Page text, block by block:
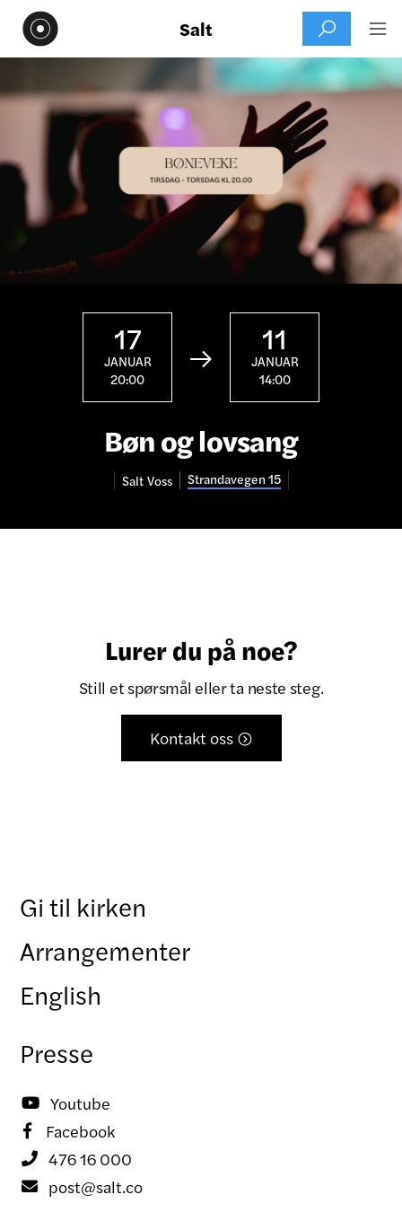
Salt  
17
JANUAR
20:00

11
JANUAR
14:00
Bøn og lovsang
Salt Voss Strandavegen 15
Lurer du på noe?
Still et spørsmål eller ta neste steg.
Kontakt oss 
Gi til kirken
Arrangementer
English
Presse
 Youtube
 Facebook
 476 16 000
 post@salt.co